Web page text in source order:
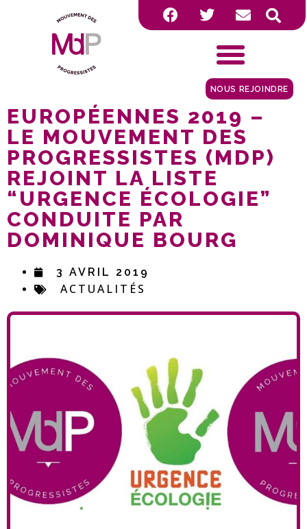
NOUS REJOINDRE
EUROPÉENNES 2019 –
LE MOUVEMENT DES
PROGRESSISTES (MDP)
REJOINT LA LISTE
“URGENCE ÉCOLOGIE”
CONDUITE PAR
DOMINIQUE BOURG
3 AVRIL 2019
ACTUALITÉS